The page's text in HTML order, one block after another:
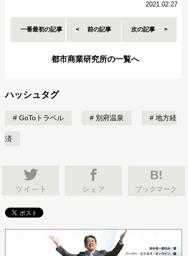
2021.02.27
一番最初の記事 前の記事 次の記事
都市商業研究所の一覧へ
ハッシュタグ
GoToトラベル 別府温泉 地方経
済
B!
ブックマーク